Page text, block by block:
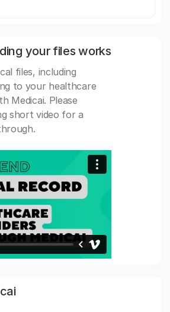
your files works
files, including
to your healthcare
Medicai. Please
short video for a